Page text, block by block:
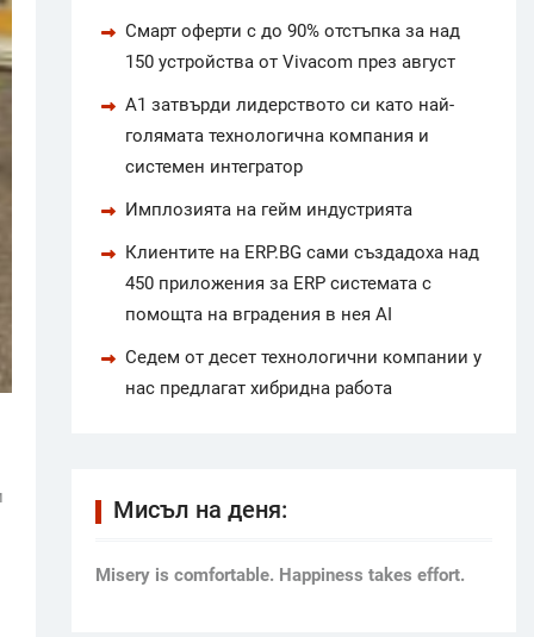
Смарт оферти с до 90% отстъпка за над
150 устройства от Vivacom през август
А1 затвърди лидерството си като най-
голямата технологична компания и
системен интегратор
Имплозията на гейм индустрията
Клиентите на ERP.BG сами създадоха над
450 приложения за ERP системата с
помощта на вградения в нея AI
Седем от десет технологични компании у
нас предлагат хибридна работа
Мисъл на деня:
Мisery is comfortable. Happiness takes effort.